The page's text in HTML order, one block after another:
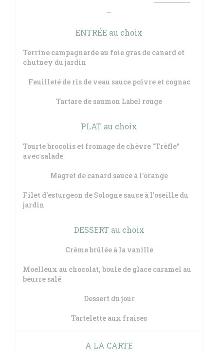
ENTRÉE au choix
Terrine campagnarde au foie gras de canard et
chutney du jardin
Feuilleté de ris de veau sauce poivre et cognac
Tartare de saumon Label rouge
PLAT au choix
Tourte brocolis et fromage de chèvre "Trèfle"
avec salade
Magret de canard sauce à l'orange
Filet d'esturgeon de Sologne sauce à l'oseille du
jardin
DESSERT au choix
Crème brûlée à la vanille
Moelleux au chocolat, boule de glace caramel au
beurre salé
Dessert du jour
Tartelette aux fraises
A LA CARTE